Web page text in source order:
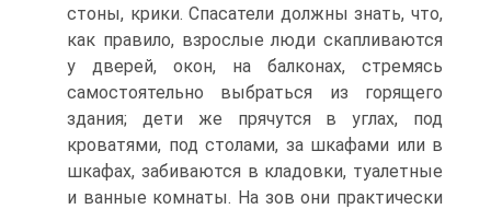
стоны, крики. Спасатели должны знать, что,
как правило, взрослые люди скапливаются
у дверей, окон, на балконах, стремясь
самостоятельно выбраться из горящего
здания; дети же прячутся в углах, под
кроватями, под столами, за шкафами или в
шкафах, забиваются в кладовки, туалетные
и ванные комнаты. На зов они практически